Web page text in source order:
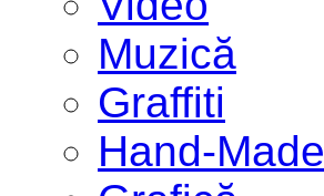
Muzică
Graffiti
Hand-Made